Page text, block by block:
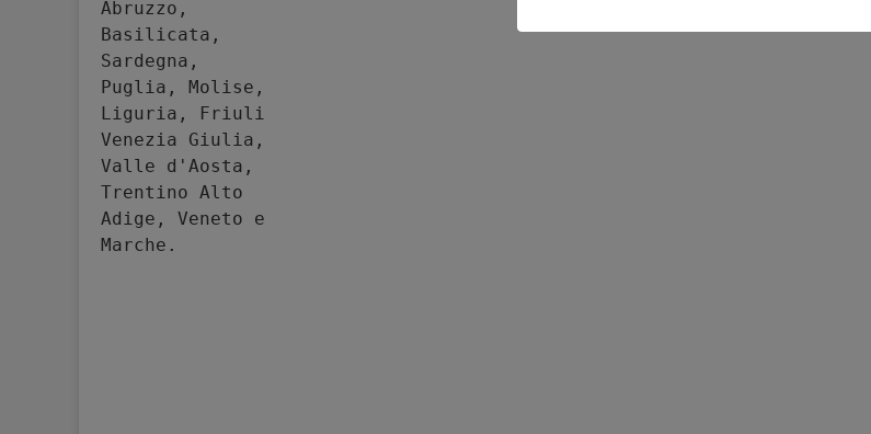
Abruzzo,
Basilicata,
Sardegna,
Puglia, Molise,
Liguria, Friuli
Venezia Giulia,
Valle d'Aosta,
Trentino Alto
Adige, Veneto e
Marche.